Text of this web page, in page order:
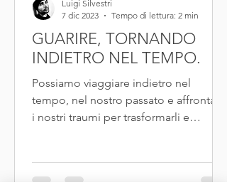
GUARIRE, TORNANDO
INDIETRO NEL TEMPO.
Possiamo viaggiare indietro nel
tempo, nel nostro passato e affrontare
i nostri traumi per trasformarli e
Luigi Silvestri
7 dic 2023
Tempo di lettura: 2 min